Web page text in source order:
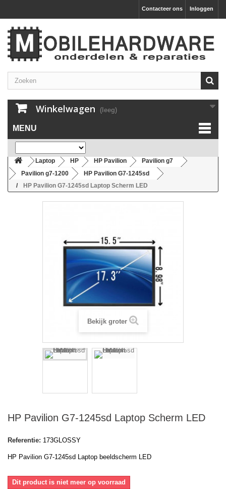
Inloggen
Contacteer ons
Winkelwagen (leeg)
MENU
Laptop HP HP Pavilion
Pavilion g7
Pavilion g7-1200
HP Pavilion G7-1245sd
HP Pavilion G7-1245sd Laptop Scherm LED
Bekijk groter
HP Pavilion G7-1245sd Laptop Scherm LED
Referentie: 173GLOSSY
HP Pavilion G7-1245sd Laptop beeldscherm LED
Dit product is niet meer op voorraad